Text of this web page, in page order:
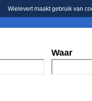
Wielevert maakt gebruik van
Waar